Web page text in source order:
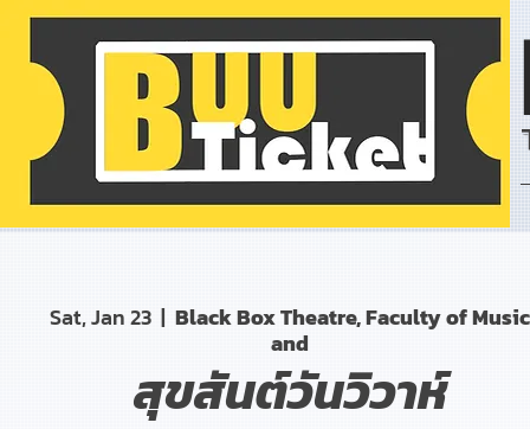
Sat, Jan 23
  |
Black Box Theatre, Faculty of Music
and
สุขสันต์วันวิวาห์